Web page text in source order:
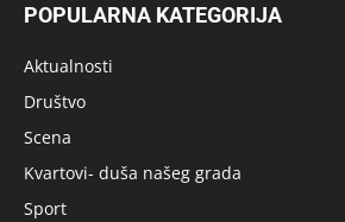
POPULARNA KATEGORIJA
Aktualnosti
Društvo
Scena
Kvartovi- duša našeg grada
Sport